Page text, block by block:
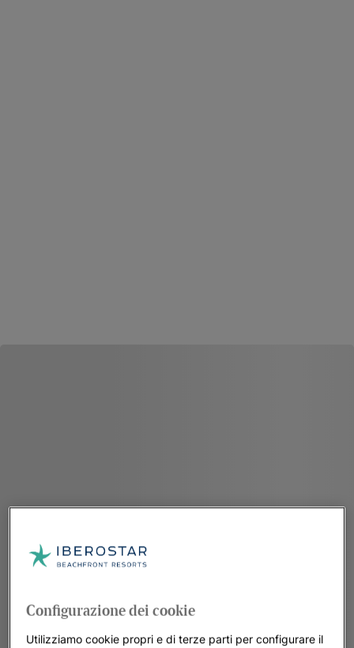
Configurazione dei cookie
Utilizziamo cookie propri e di terze parti per configurare il